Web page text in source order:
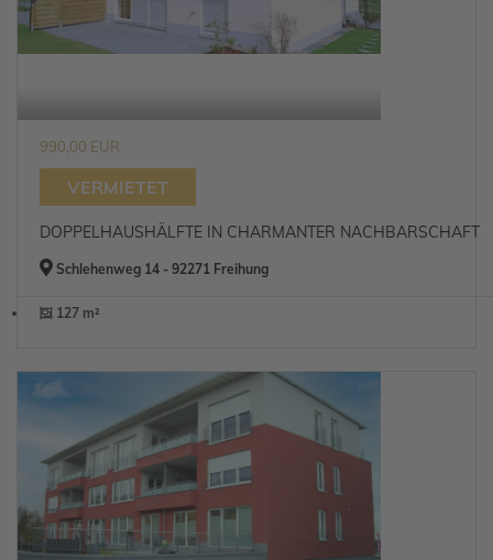
990,00 EUR
VERMIETET
DOPPELHAUSHÄLFTE IN CHARMANTER NACHBARSCHAFT
Schlehenweg 14 - 92271 Freihung
127 m²